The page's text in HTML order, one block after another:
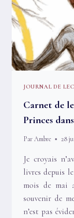
JOURNAL DE
Carnet de
Princes
ParAmbre 28
Je croyais
livres depuis
mois de mai
souvenir de
n’est pas